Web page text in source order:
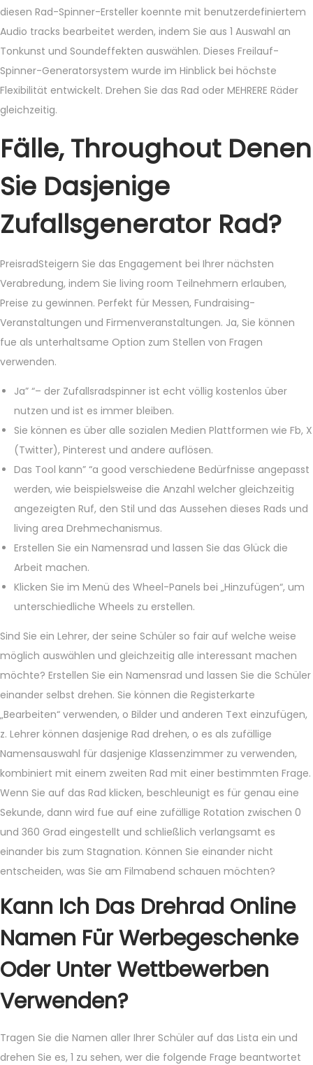
diesen Rad-Spinner-Ersteller koennte mit benutzerdefiniertem
Audio tracks bearbeitet werden, indem Sie aus 1 Auswahl an
Tonkunst und Soundeffekten auswählen. Dieses Freilauf-
Spinner-Generatorsystem wurde im Hinblick bei höchste
Flexibilität entwickelt. Drehen Sie das Rad oder MEHRERE Räder
gleichzeitig.
Fälle, Throughout Denen
Sie Dasjenige
Zufallsgenerator Rad?
PreisradSteigern Sie das Engagement bei Ihrer nächsten
Verabredung, indem Sie living room Teilnehmern erlauben,
Preise zu gewinnen. Perfekt für Messen, Fundraising-
Veranstaltungen und Firmenveranstaltungen. Ja, Sie können
fue als unterhaltsame Option zum Stellen von Fragen
verwenden.
Ja” “– der Zufallsradspinner ist echt völlig kostenlos über
nutzen und ist es immer bleiben.
Sie können es über alle sozialen Medien Plattformen wie Fb, X
(Twitter), Pinterest und andere auflösen.
Das Tool kann” “a good verschiedene Bedürfnisse angepasst
werden, wie beispielsweise die Anzahl welcher gleichzeitig
angezeigten Ruf, den Stil und das Aussehen dieses Rads und
living area Drehmechanismus.
Erstellen Sie ein Namensrad und lassen Sie das Glück die
Arbeit machen.
Klicken Sie im Menü des Wheel-Panels bei „Hinzufügen“, um
unterschiedliche Wheels zu erstellen.
Sind Sie ein Lehrer, der seine Schüler so fair auf welche weise
möglich auswählen und gleichzeitig alle interessant machen
möchte? Erstellen Sie ein Namensrad und lassen Sie die Schüler
einander selbst drehen. Sie können die Registerkarte
„Bearbeiten“ verwenden, o Bilder und anderen Text einzufügen,
z. Lehrer können dasjenige Rad drehen, o es als zufällige
Namensauswahl für dasjenige Klassenzimmer zu verwenden,
kombiniert mit einem zweiten Rad mit einer bestimmten Frage.
Wenn Sie auf das Rad klicken, beschleunigt es für genau eine
Sekunde, dann wird fue auf eine zufällige Rotation zwischen 0
und 360 Grad eingestellt und schließlich verlangsamt es
einander bis zum Stagnation. Können Sie einander nicht
entscheiden, was Sie am Filmabend schauen möchten?
Kann Ich Das Drehrad Online
Namen Für Werbegeschenke
Oder Unter Wettbewerben
Verwenden?
Tragen Sie die Namen aller Ihrer Schüler auf das Lista ein und
drehen Sie es, 1 zu sehen, wer die folgende Frage beantwortet